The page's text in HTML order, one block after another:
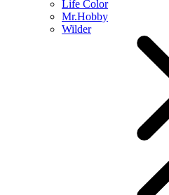
Life Color
Mr.Hobby
Wilder